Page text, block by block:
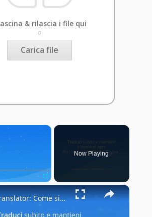
& rilascia i file qui
o
Carica file
×
Fullscreen
Now Playing
×
Doc Translator: Come si usa il traduttore di documenti?